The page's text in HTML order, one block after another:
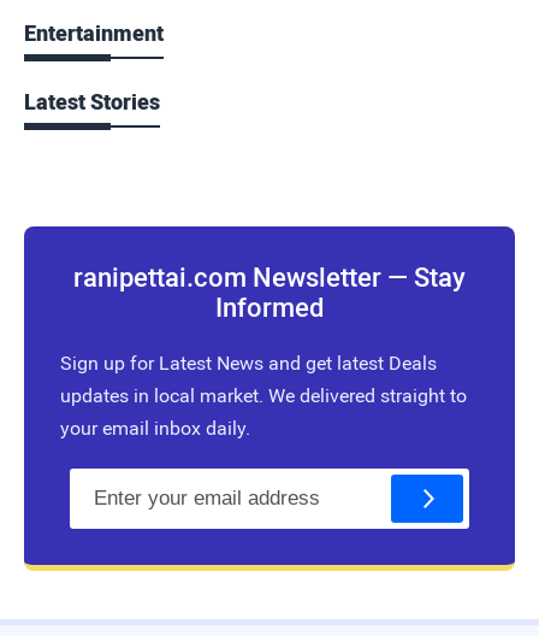
Entertainment
Latest Stories
ranipettai.com Newsletter — Stay
Informed
Sign up for Latest News and get latest Deals
updates in local market. We delivered straight to
your email inbox daily.
l